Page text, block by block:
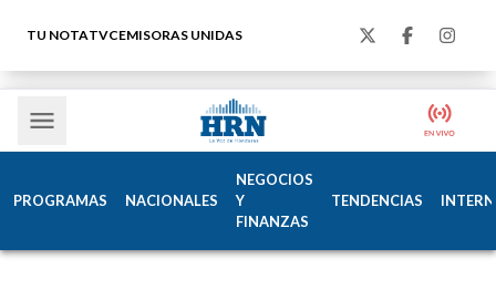
TU NOTATVCEMISORAS UNIDAS
PROGRAMAS NACIONALES
NEGOCIOS
Y
FINANZAS
TENDENCIAS